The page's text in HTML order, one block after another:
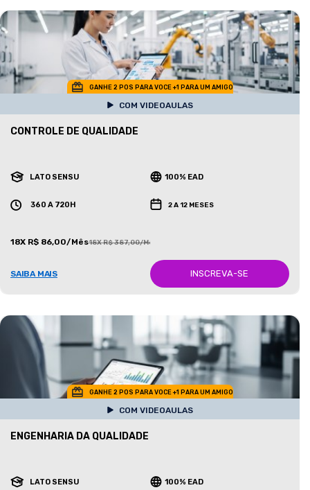
GANHE 2 POS PARA VOCE +1 PARA UM AMIGO
COM VIDEOAULAS
CONTROLE DE QUALIDADE
LATO SENSU 100% EAD
360 A 720H 2 A 12 MESES
18X R$ 86,00/Mês18X R$ 387,00/Mês
SAIBA MAIS INSCREVA-SE
GANHE 2 POS PARA VOCE +1 PARA UM AMIGO
COM VIDEOAULAS
ENGENHARIA DA QUALIDADE
LATO SENSU 100% EAD